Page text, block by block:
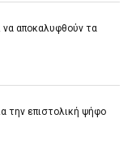
αποκαλυφθούν τα
την επιστολική ψήφο